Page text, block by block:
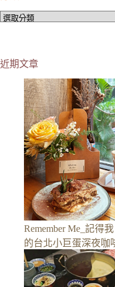
分
近期文章
Remember Me_記得
的台北小巨蛋深夜咖